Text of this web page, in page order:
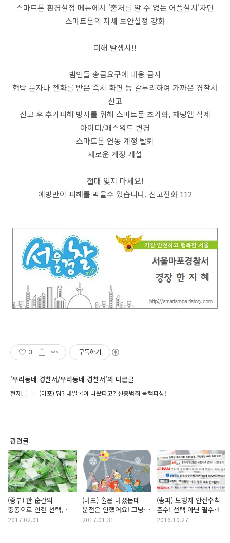
스마트폰 환경설정 메뉴에서 '출처를 알 수 없는 어플설치'차단
스마트폰의 자체 보안설정 강화
피해 발생시!!
범인들 송금요구에 대응 금지
협박 문자나 전화를 받은 즉시 화면 등 갈무리하여 가까운 경찰서
신고
신고 후 추가피해 방지를 위해 스마트폰 초기화, 채팅앱 삭제
아이디/패스워드 변경
스마트폰 연동 계정 탈퇴
새로운 계정 개설
절대 잊지 마세요!
예방만이 피해를 막을수 있습니다. 신고전화 112
3 구독하기
'우리동네 경찰서/우리동네 경찰서'의 다른글
현재글 (마포) 뭐? 내얼굴이 나왔다고? 신종범죄 몸캠피싱!
관련글
(중부) 한 순간의
충동으로 인한 선택,
범죄가 될 수 있습니다.
2017.02.01
(마포) 술은 마셨는데
운전은 안했어요! 그냥
지켜봤을뿐....
2017.01.31
(송파) 보행자 안전수칙
준수! 선택 아닌 필수~!
2016.10.27